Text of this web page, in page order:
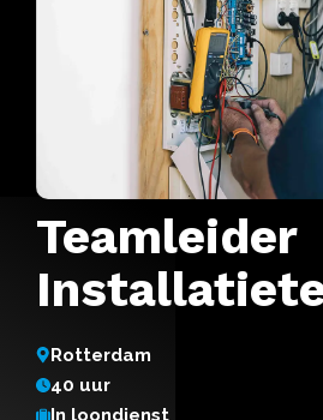
Teamleider
Rotterdam
40 uur
In loondienst